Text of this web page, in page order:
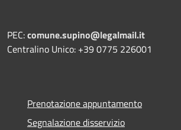
PEC:comune.supino@legalmail.it
Centralino Unico: +39 0775 226001
Prenotazione appuntamento
Segnalazione disservizio